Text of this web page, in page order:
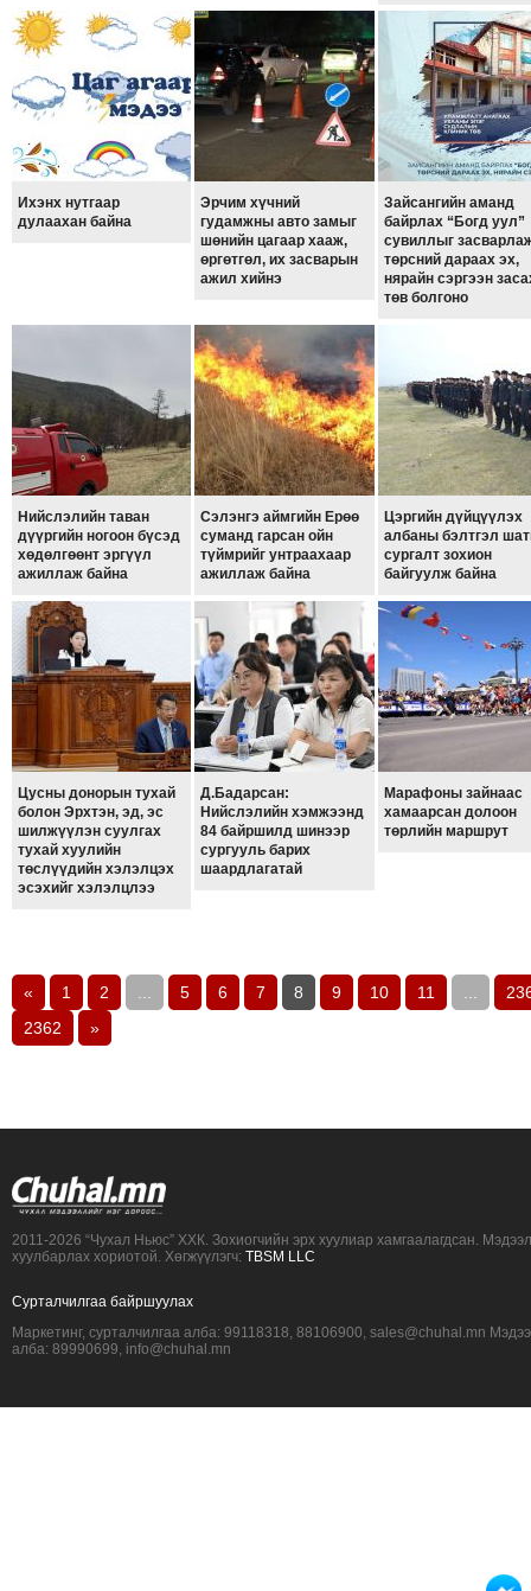
ТОЙРОНД
ЗӨРЧЛИЙН
ХУУЛИЙН
ЭРГЭН
ТОЙРОНД
ЕРӨНХИЙЛӨГЧИЙН
СОНГУУЛЬ-2017
Ихэнх нутгаар
дулаахан байна
Эрчим хүчний
гудамжны авто замыг
шөнийн цагаар хааж,
өргөтгөл, их засварын
ажил хийнэ
Зайсангийн аманд
байрлах “Богд уул”
сувиллыг
төрсний дараах эх,
нярайн сэргээн
төв болгоно
Нийслэлийн таван
дүүргийн ногоон бүсэд
хөдөлгөөнт эргүүл
ажиллаж байна
Сэлэнгэ аймгийн Ерөө
суманд гарсан ойн
түймрийг унтраахаар
ажиллаж байна
Цэргийн дүйцүүлэх
албаны бэлтгэл
сургалт зохион
байгуулж байна
Цусны донорын тухай
болон Эрхтэн, эд, эс
шилжүүлэн суулгах
тухай хуулийн
төслүүдийн хэлэлцэх
эсэхийг хэлэлцлээ
Д.Бадарсан:
Нийслэлийн хэмжээнд
84 байршилд шинээр
сургууль барих
шаардлагатай
Марафоны зайнаас
хамаарсан долоон
төрлийн маршрут
« 1 2 ... 5 6 7 8 9 10 11 ...
2362
»
2011-2026 “Чухал Ньюс” ХХК. Зохиогчийн эрх хуулиар хамгаалагдсан.
хуулбарлах хориотой. Хөгжүүлэгч: TBSM LLC
Сурталчилгаа байршуулах
Маркетинг, сурталчилгаа алба: 99118318, 88106900, sales@chuhal.mn
алба: 89990699, info@chuhal.mn